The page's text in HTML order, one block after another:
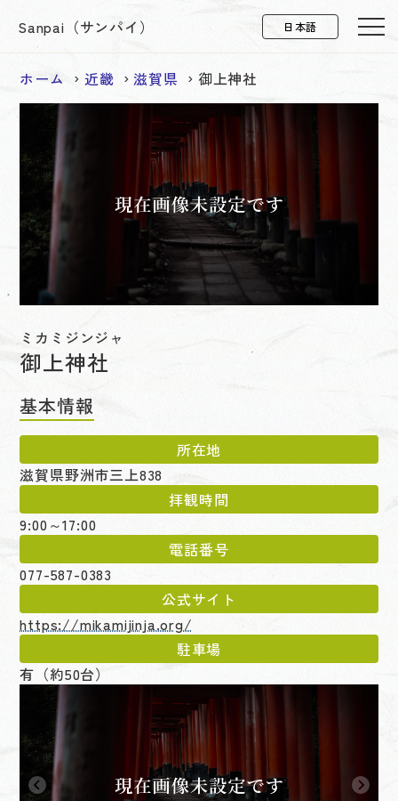
Sanpai（サンパイ）
ホーム 近畿 滋賀県 御上神社
ミカミジンジャ
御上神社
基本情報
所在地
滋賀県野洲市三上838
拝観時間
9:00～17:00
電話番号
077-587-0383
公式サイト
https://mikamijinja.org/
駐車場
有（約50台）